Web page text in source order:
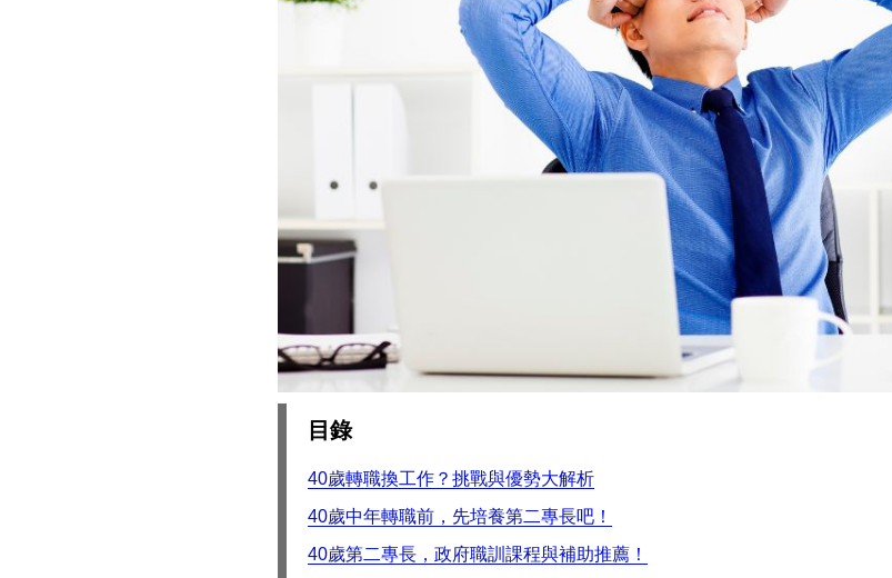
目錄
40歲轉職換工作？挑戰與優勢大解析
40歲中年轉職前，先培養第二專長吧！
40歲第二專長，政府職訓課程與補助推薦！